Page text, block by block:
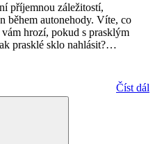
příjemnou záležitostí,
během autonehody. Víte, co
hrozí, pokud s prasklým
prasklé sklo nahlásit?…
Číst dál